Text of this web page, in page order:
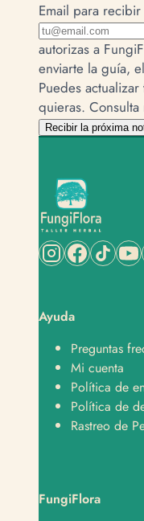
Email para
autorizas a
enviarte la guía,
Puedes
quieras. Consulta
Recibir la próxima
Ayuda
Preguntas
Mi cuenta
Política de
Política de
Rastreo de
FungiFlora
Soporte